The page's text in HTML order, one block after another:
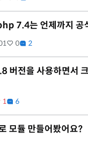
7.4는 언제까지 공
0 2
전을 사용하면서
1 6
모듈 만들어봤어요?